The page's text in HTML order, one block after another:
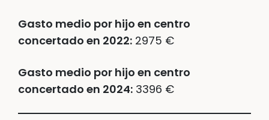
Gasto medio por hijo en centro
concertado en 2022: 2975 €
Gasto medio por hijo en centro
concertado en 2024: 3396 €